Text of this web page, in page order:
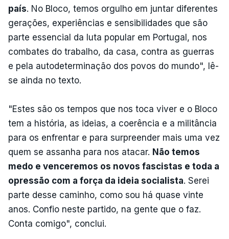
país. No Bloco, temos orgulho em juntar diferentes
gerações, experiências e sensibilidades que são
parte essencial da luta popular em Portugal, nos
combates do trabalho, da casa, contra as guerras
e pela autodeterminação dos povos do mundo", lê-
se ainda no texto.
"Estes são os tempos que nos toca viver e o Bloco
tem a história, as ideias, a coerência e a militância
para os enfrentar e para surpreender mais uma vez
quem se assanha para nos atacar. Não temos
medo e venceremos os novos fascistas e toda a
opressão com a força da ideia socialista. Serei
parte desse caminho, como sou há quase vinte
anos. Confio neste partido, na gente que o faz.
Conta comigo", conclui.